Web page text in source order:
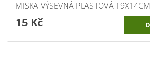
MISKA VÝSEVNÁ PLASTOVÁ 19X14CM
15 Kč